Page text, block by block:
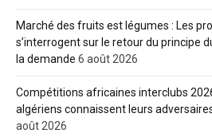
Marché des fruits est légumes : Les
s’interrogent sur le retour du principe
la demande 6 août 2026
Compétitions africaines interclubs
algériens connaissent leurs
août 2026